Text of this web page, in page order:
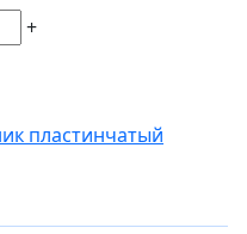
+
пластинчатый